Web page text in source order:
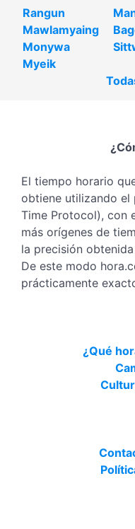
Rangun
Mawlamyaing
Monywa
Myeik
El tiempo horario
obtiene utilizando
Time Protocol), con
más orígenes de
la precisión
De este modo
prácticamente
¿Qué